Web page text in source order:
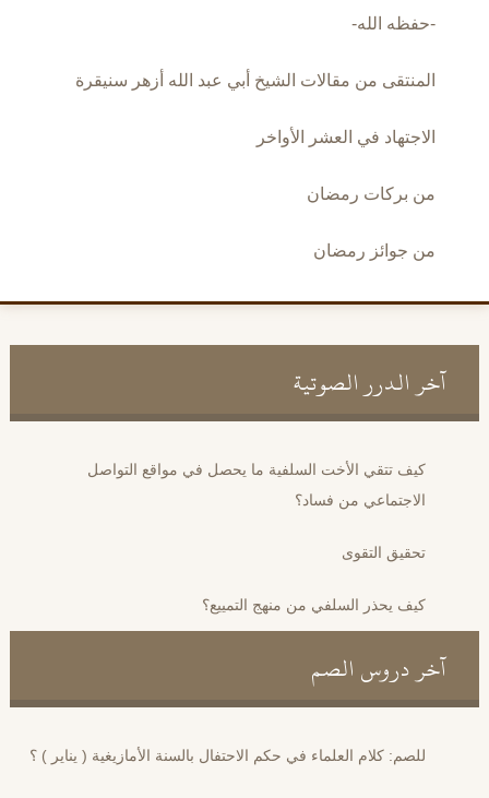
-حفظه الله-
المنتقى من مقالات الشيخ أبي عبد الله أزهر سنيقرة
الاجتهاد في العشر الأواخر
من بركات رمضان
من جوائز رمضان
آخر الدرر الصوتية
كيف تتقي الأخت السلفية ما يحصل في مواقع التواصل
الاجتماعي من فساد؟
تحقيق التقوى
كيف يحذر السلفي من منهج التمييع؟
آخر دروس الصم
للصم: كلام العلماء في حكم الاحتفال بالسنة الأمازيغية ( يناير ) ؟